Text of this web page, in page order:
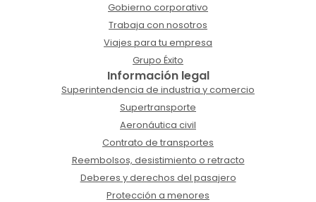
Gobierno corporativo
Trabaja con nosotros
Viajes para tu empresa
Grupo Éxito
Información legal
Superintendencia de industria y comercio
Supertransporte
Aeronáutica civil
Contrato de transportes
Reembolsos, desistimiento o retracto
Deberes y derechos del pasajero
Protección a menores